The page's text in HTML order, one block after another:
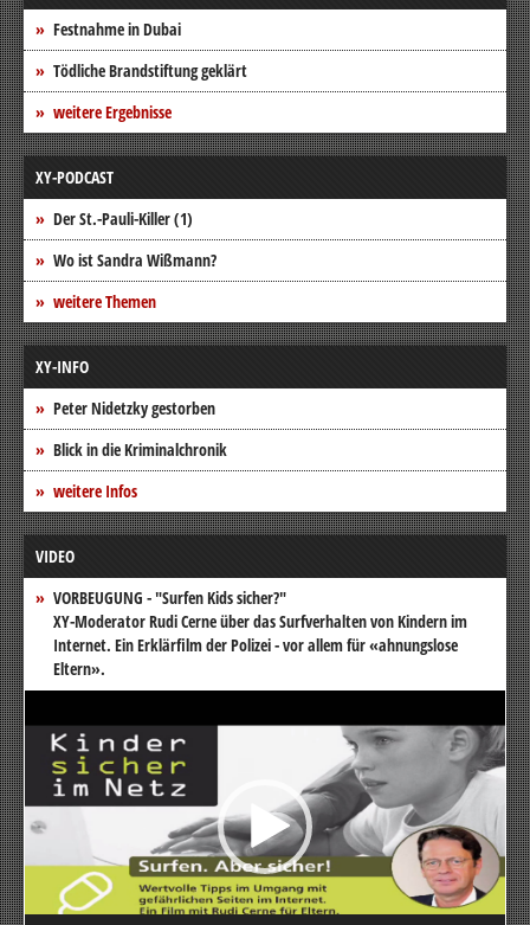
Festnahme in Dubai
Tödliche Brandstiftung geklärt
weitere Ergebnisse
XY-PODCAST
Der St.-Pauli-Killer (1)
Wo ist Sandra Wißmann?
weitere Themen
XY-INFO
Peter Nidetzky gestorben
Blick in die Kriminalchronik
weitere Infos
VIDEO
VORBEUGUNG - "Surfen Kids sicher?"
XY-Moderator Rudi Cerne über das Surfverhalten von Kindern im
Internet. Ein Erklärfilm der Polizei - vor allem für «ahnungslose
Eltern».
Video-